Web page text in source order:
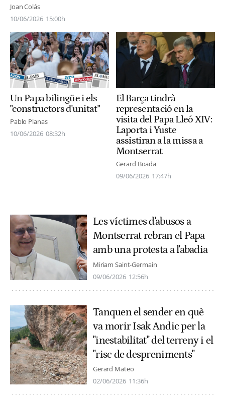
Joan Colás
10/06/2026 15:00h
Un Papa bilingüe i els
"constructors d'unitat"
Pablo Planas
10/06/2026 08:32h
El Barça tindrà
representació en la
visita del Papa Lleó XIV:
Laporta i Yuste
assistiran a la missa a
Montserrat
Gerard Boada
09/06/2026 17:47h
Les víctimes d'abusos a
Montserrat rebran el Papa
amb una protesta a l'abadia
Miriam Saint-Germain
09/06/2026 12:56h
Tanquen el sender en què
va morir Isak Andic per la
"inestabilitat" del terreny i el
"risc de despreniments"
Gerard Mateo
02/06/2026 11:36h